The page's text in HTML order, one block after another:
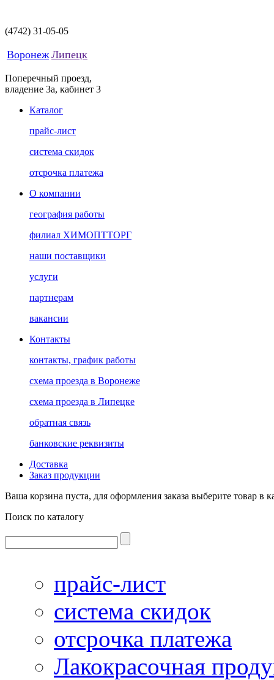
(4742) 31-05-05
Воронеж Липецк
Поперечный проезд,
владение 3а, кабинет 3
Каталог
прайс-лист
система скидок
отсрочка платежа
О компании
география работы
филиал ХИМОПТТОРГ
наши поставщики
услуги
партнерам
вакансии
Контакты
контакты, график работы
схема проезда в Воронеже
схема проезда в Липецке
обратная связь
банковские реквизиты
Доставка
Заказ продукции
Ваша корзина пуста, для оформления заказа выберите товар в
Поиск по каталогу
прайс-лист
система скидок
отсрочка платежа
Лакокрасочная